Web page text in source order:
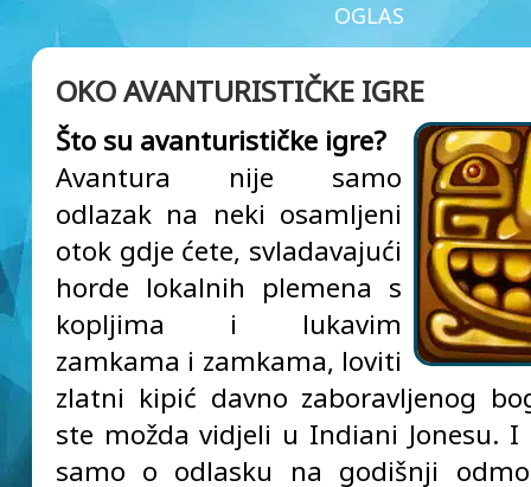
OGLAS
OKO AVANTURISTIČKE IGRE
Što su avanturističke igre?
Avantura nije samo
odlazak na neki osamljeni
otok gdje ćete, svladavajući
horde lokalnih plemena s
kopljima i lukavim
zamkama i zamkama, loviti
zlatni kipić davno zaboravljenog
ste možda vidjeli u Indiani Jonesu. I
samo o odlasku na godišnji